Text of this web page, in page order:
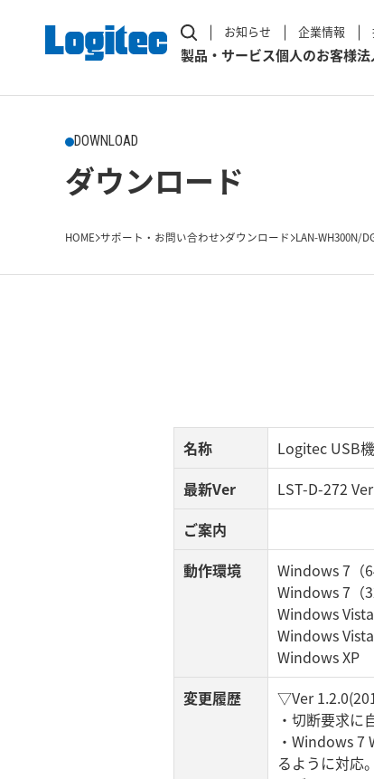
お知らせ 企業情報
製品・サービス個人のお客様
DOWNLOAD
ダウンロード
HOME サポート・お問い合わせ ダウンロード LAN-WH300N/
名称
Logitec USB
最新Ver
LST-D-272
ご案内
動作環境
Windows 7（
Windows 7（
Windows Vista
Windows Vista
Windows XP
変更履歴
▽Ver
・切断要求に
・Windows 7
るように対応。